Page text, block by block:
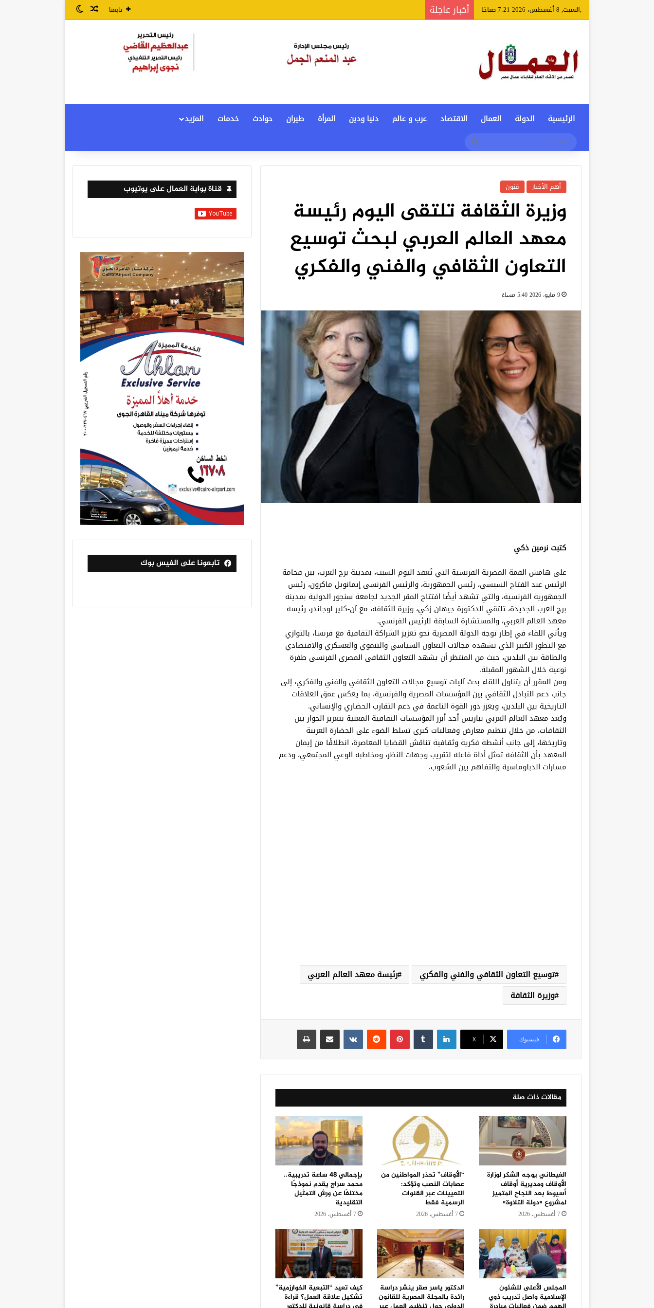
,السبت, 8 أغسطس، 2026 7:21 صباحًا أخبار عاجلة تابعنا مقال عشوائي
الوضع المظلم
الرئيسية الدولة العمال الاقتصاد عرب و عالم دنيا ودين المرأة طيران حوادث خدمات
المزيد
أهم الأخبار فنون
وزيرة الثقافة تلتقى اليوم رئيسة
معهد العالم العربي لبحث توسيع
التعاون الثقافي والفني والفكري
9 مايو، 2026 5:40 مساءً
كتبت نرمين ذكي
على هامش القمة المصرية الفرنسية التي تُعقد اليوم السبت، بمدينة برج العرب، بين فخامة
الرئيس عبد الفتاح السيسي، رئيس الجمهورية، والرئيس الفرنسي إيمانويل ماكرون، رئيس
الجمهورية الفرنسية، والتي تشهد أيضًا افتتاح المقر الجديد لجامعة سنجور الدولية بمدينة
برج العرب الجديدة، تلتقي الدكتورة جيهان زكي، وزيرة الثقافة، مع آن-كلير لوجاندر، رئيسة
معهد العالم العربي، والمستشارة السابقة للرئيس الفرنسي.
ويأتي اللقاء في إطار توجه الدولة المصرية نحو تعزيز الشراكة الثقافية مع فرنسا، بالتوازي
مع التطور الكبير الذي تشهده مجالات التعاون السياسي والتنموي والعسكري والاقتصادي
والطاقة بين البلدين، حيث من المنتظر أن يشهد التعاون الثقافي المصري الفرنسي طفرة
نوعية خلال الشهور المقبلة.
ومن المقرر أن يتناول اللقاء بحث آليات توسيع مجالات التعاون الثقافي والفني والفكري، إلى
جانب دعم التبادل الثقافي بين المؤسسات المصرية والفرنسية، بما يعكس عمق العلاقات
التاريخية بين البلدين، ويعزز دور القوة الناعمة في دعم التقارب الحضاري والإنساني.
ويُعد معهد العالم العربي بباريس أحد أبرز المؤسسات الثقافية المعنية بتعزيز الحوار بين
الثقافات، من خلال تنظيم معارض وفعاليات كبرى تسلط الضوء على الحضارة العربية
وتاريخها، إلى جانب أنشطة فكرية وثقافية تناقش القضايا المعاصرة، انطلاقًا من إيمان
المعهد بأن الثقافة تمثل أداة فاعلة لتقريب وجهات النظر، ومخاطبة الوعي المجتمعي، ودعم
مسارات الدبلوماسية والتفاهم بين الشعوب.
توسيع التعاون الثقافي والفني والفكري
رئيسة معهد العالم العربي
وزيرة الثقافة
فيسبوك ‫X
لينكدإن بينتيريست
مقالات ذات صلة
الغيطاني يوجه الشكر لوزارة
الأوقاف ومديرية أوقاف
أسيوط بعد النجاح المتميز
لمشروع «دولة التلاوة»
7 أغسطس، 2026
“الأوقاف” تحذر المواطنين من
عصابات النصب وتؤكد:
التعيينات عبر القنوات
الرسمية فقط
7 أغسطس، 2026
بإجمالي 48 ساعة تدريبية..
محمد سراج يقدم نموذجًا
مختلفًا عن ورش التمثيل
التقليدية
7 أغسطس، 2026
المجلس الأعلى للشئون
الإسلامية واصل تدريب ذوي
الدكتور ياسر صقر ينشر دراسة
رائدة بالمجلة المصرية للقانون
كيف تعيد “التبعية الخوارزمية”
تشكيل علاقة العمل؟ قراءة
قناة بوابة العمال على يوتيوب
تابعونا على الفيس بوك